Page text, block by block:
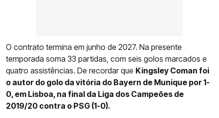
O contrato termina em junho de 2027. Na presente
temporada soma 33 partidas, com seis golos marcados e
quatro assistências. De recordar que Kingsley Coman foi
o autor do golo da vitória do Bayern de Munique por 1-
0, em Lisboa, na final da Liga dos Campeões de
2019/20 contra o PSG (1-0).